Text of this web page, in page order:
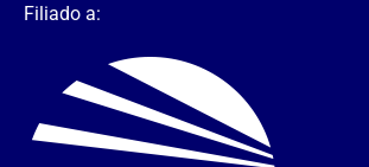
Filiado a: